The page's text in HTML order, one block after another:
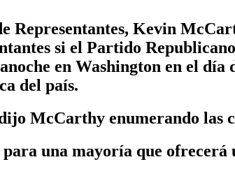
Representantes, Kevin
si el Partido
en Washington en el
del país.
McCarthy enumerando las
para una mayoría que